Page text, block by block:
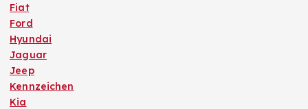
Fiat
Ford
Hyundai
Jaguar
Jeep
Kennzeichen
Kia